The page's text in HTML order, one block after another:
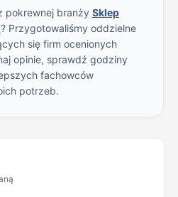
pokrewnej branży Sklep
? Przygotowaliśmy oddzielne
się firm ocenionych
opinie, sprawdź godziny
fachowców
potrzeb.